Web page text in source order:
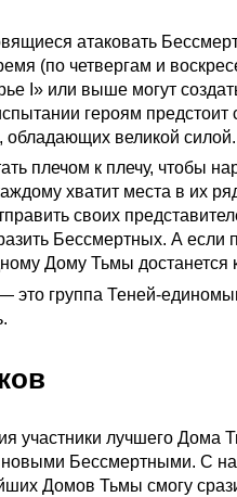
атаковать
(по четвергам и
I» или выше могут
героям предстоит
обладающих великой силой.
плечом к плечу, чтобы
хватит места в их
своих
Бессмертных. А если
Дому Тьмы достанется
это группа Теней-
участники лучшего Дома
новыми Бессмертными. С
Домов Тьмы смогу